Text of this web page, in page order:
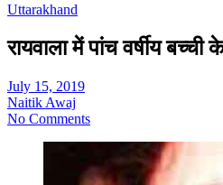
Uttarakhand
रायवाला में पांच वर्षीय बच्ची
July 15, 2019
Naitik Awaj
No Comments